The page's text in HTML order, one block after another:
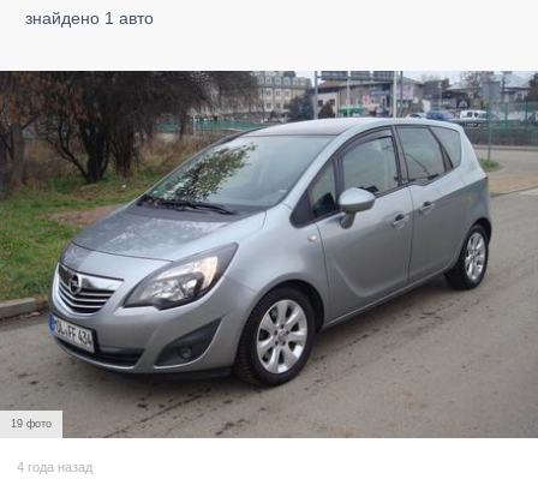
знайдено 1 авто
19 фото
4 года назад